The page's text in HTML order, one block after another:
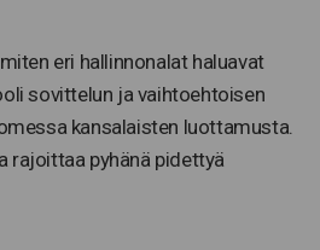
eri hallinnonalat haluavat
sovittelun ja vaihtoehtoisen
kansalaisten luottamusta.
rajoittaa pyhänä pidettyä